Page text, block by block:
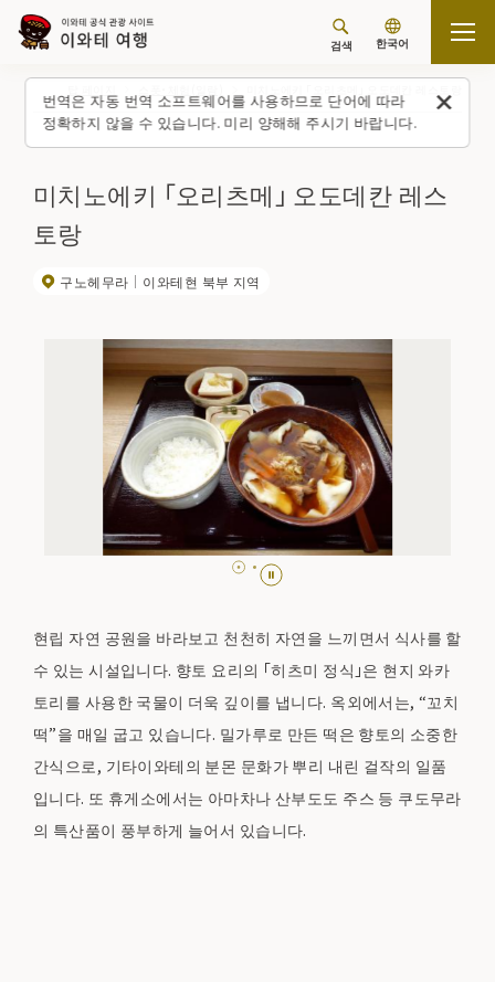
번역은 자동 번역 소프트웨어를 사용하므로 단어에 따라
정확하지 않을 수 있습니다. 미리 양해해 주시기 바랍니다.
검색 한국어
미치노에키 「오리츠메」 오도데칸 레스
토랑
구노헤무라 이와테현 북부 지역
현립 자연 공원을 바라보고 천천히 자연을 느끼면서 식사를 할
수 있는 시설입니다. 향토 요리의 「히츠미 정식」은 현지 와카
토리를 사용한 국물이 더욱 깊이를 냅니다. 옥외에서는, “꼬치
떡”을 매일 굽고 있습니다. 밀가루로 만든 떡은 향토의 소중한
간식으로, 기타이와테의 분몬 문화가 뿌리 내린 걸작의 일품
입니다. 또 휴게소에서는 아마차나 산부도도 주스 등 쿠도무라
의 특산품이 풍부하게 늘어서 있습니다.